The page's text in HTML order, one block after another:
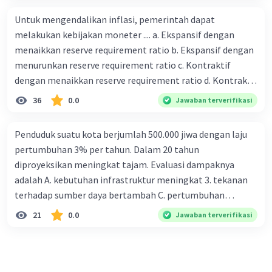
Untuk mengendalikan inflasi, pemerintah dapat
melakukan kebijakan moneter .... a. Ekspansif dengan
menaikkan reserve requirement ratio b. Ekspansif dengan
menurunkan reserve requirement ratio c. Kontraktif
dengan menaikkan reserve requirement ratio d. Kontraktif
dengan menurunkan reserve requirement ratio e.
Ekspansif dengan menaikkan tingkat diskonto Bila Bank
ceteris paribus maka .... a. Menimbulkan inflasi di mana
bentuk kurva jumlah uang beredar (penawaran uang) naik
dari kiri bawah ke kanan atas b. Menimbulkan deflasi di
mana bentuk kurva jumlah uang beredar (penawaran
uang) naik dari kiri bawah ke kanan atas c. Tingkat bunga
meningkat di mana bentuk kurva jumlah uang beredar
36 0.0 Jawaban terverifikasi
Penduduk suatu kota berjumlah 500.000 jiwa dengan laju
pertumbuhan 3% per tahun. Dalam 20 tahun
diproyeksikan meningkat tajam. Evaluasi dampaknya
adalah A. kebutuhan infrastruktur meningkat 3. tekanan
terhadap sumber daya bertambah C. pertumbuhan
eksponensial berdampak jangka panjang D. tidak
memengaruhi tata ruang E. proyeksi penduduk penting
21 0.0 Jawaban terverifikasi